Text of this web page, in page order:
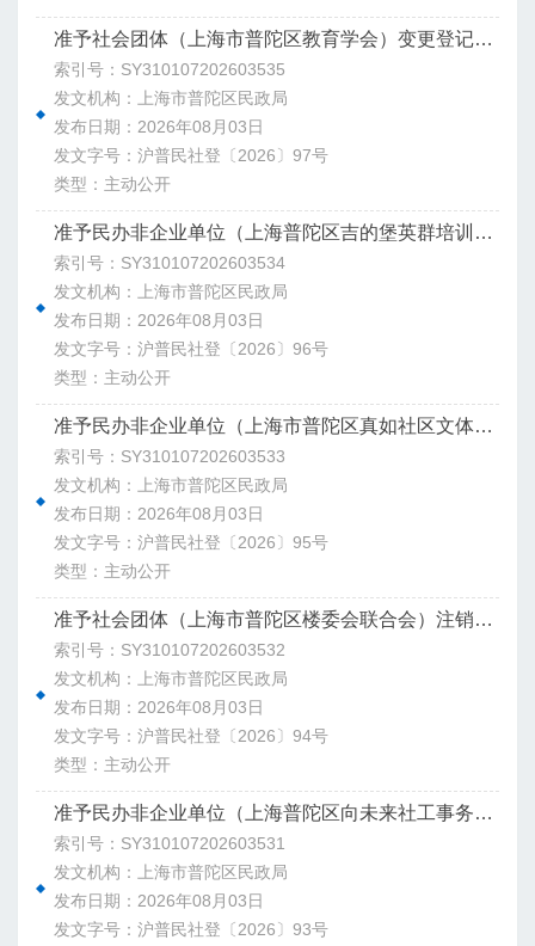
准予社会团体（上海市普陀区教育学会）变更登记决定书
索引号：SY310107202603535
发文机构：上海市普陀区民政局
发布日期：2026年08月03日
发文字号：沪普民社登〔2026〕97号
类型：主动公开
准予民办非企业单位（上海普陀区吉的堡英群培训学校）变更登记决定书
索引号：SY310107202603534
发文机构：上海市普陀区民政局
发布日期：2026年08月03日
发文字号：沪普民社登〔2026〕96号
类型：主动公开
准予民办非企业单位（上海市普陀区真如社区文体中心）变更登记决定书
索引号：SY310107202603533
发文机构：上海市普陀区民政局
发布日期：2026年08月03日
发文字号：沪普民社登〔2026〕95号
类型：主动公开
准予社会团体（上海市普陀区楼委会联合会）注销登记决定书
索引号：SY310107202603532
发文机构：上海市普陀区民政局
发布日期：2026年08月03日
发文字号：沪普民社登〔2026〕94号
类型：主动公开
准予民办非企业单位（上海普陀区向未来社工事务所）变更登记决定书
索引号：SY310107202603531
发文机构：上海市普陀区民政局
发布日期：2026年08月03日
发文字号：沪普民社登〔2026〕93号